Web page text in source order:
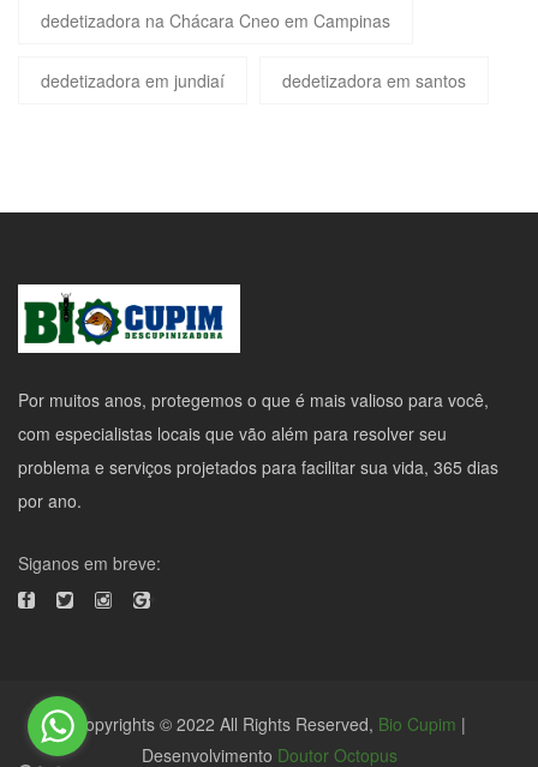
dedetizadora na Chácara Cneo em Campinas
dedetizadora em jundiaí dedetizadora em santos
Por muitos anos, protegemos o que é mais valioso para você,
com especialistas locais que vão além para resolver seu
problema e serviços projetados para facilitar sua vida, 365 dias
por ano.
Siganos em breve:
Copyrights © 2022 All Rights Reserved, Bio Cupim |
Desenvolvimento Doutor Octopus